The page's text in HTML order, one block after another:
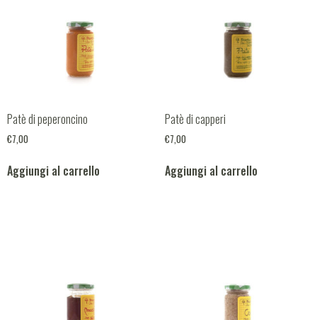
Patè di peperoncino
€7,00
Aggiungi al carrello
Patè di capperi
€7,00
Aggiungi al carrello